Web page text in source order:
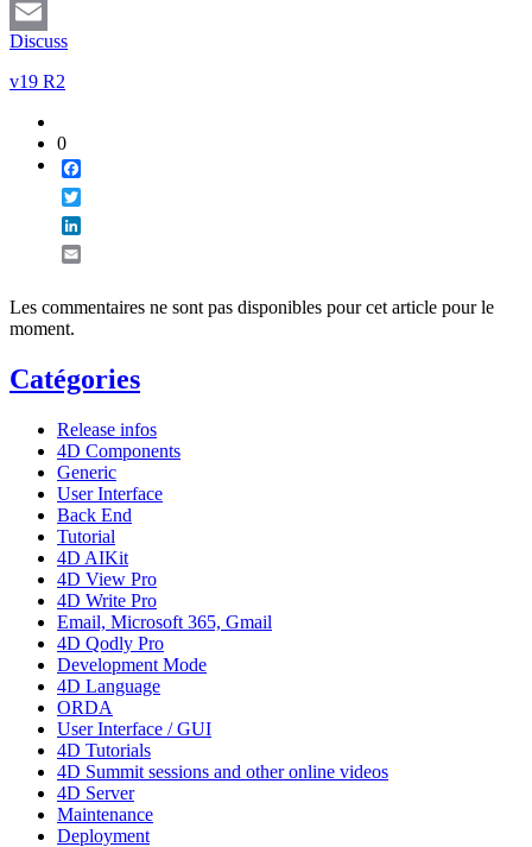
LinkedIn
Email
Discuss
v19 R2
0
Les commentaires ne sont pas disponibles pour cet article pour le
moment.
Catégories
Release infos
4D Components
Generic
User Interface
Back End
Tutorial
4D AIKit
4D View Pro
4D Write Pro
Email, Microsoft 365, Gmail
4D Qodly Pro
Development Mode
4D Language
ORDA
User Interface / GUI
4D Tutorials
4D Summit sessions and other online videos
4D Server
Maintenance
Deployment